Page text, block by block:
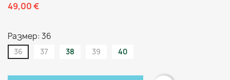
49,00 €
Размер: 36
36 37 38 39 40